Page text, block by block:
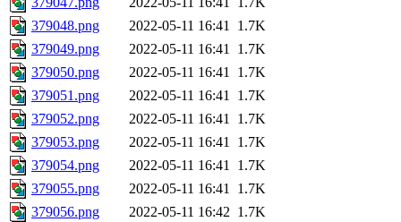
379048.png
2022-05-11 16:41 1.7K
379049.png
2022-05-11 16:41 1.7K
379050.png
2022-05-11 16:41 1.7K
379051.png
2022-05-11 16:41 1.7K
379052.png
2022-05-11 16:41 1.7K
379053.png
2022-05-11 16:41 1.7K
379054.png
2022-05-11 16:41 1.7K
379055.png
2022-05-11 16:41 1.7K
379056.png
2022-05-11 16:42 1.7K